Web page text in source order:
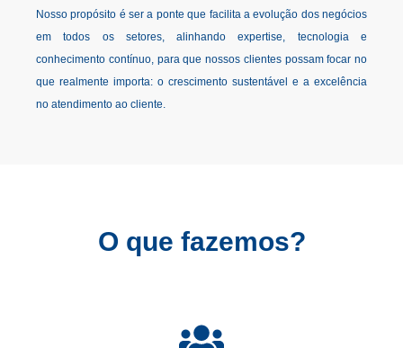
Nosso propósito é ser a ponte que facilita a evolução dos negócios
em todos os setores, alinhando expertise, tecnologia e
conhecimento contínuo, para que nossos clientes possam focar no
que realmente importa: o crescimento sustentável e a excelência
no atendimento ao cliente.
O que fazemos?